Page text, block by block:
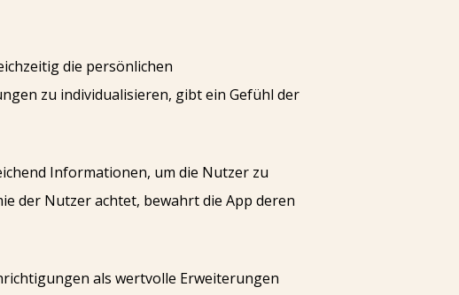
die persönlichen
zu individualisieren, gibt ein Gefühl der
Informationen, um die Nutzer zu
der Nutzer achtet, bewahrt die App deren
als wertvolle Erweiterungen